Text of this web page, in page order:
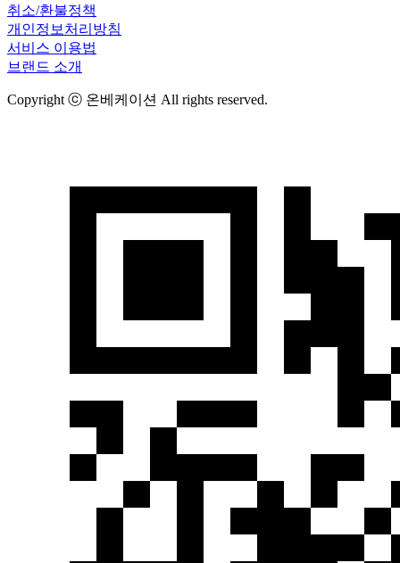
취소/환불정책
개인정보처리방침
서비스 이용법
브랜드 소개
Copyright ⓒ 온베케이션 All rights reserved.